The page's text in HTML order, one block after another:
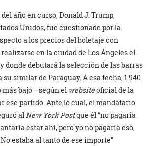
del año en curso, Donald J. Trump,
Unidos, fue cuestionado por la
a los precios del boletaje con
en la ciudad de Los Ángeles el
donde debutará la selección de las barras
similar de Paraguay. A esa fecha, 1.940
bajo –según el websiteoficial de la
ese partido. Ante lo cual, el mandatario
alNew York Postque él “no pagaría
estar ahí, pero yo no pagaría eso,
estaba al tanto de ese importe”